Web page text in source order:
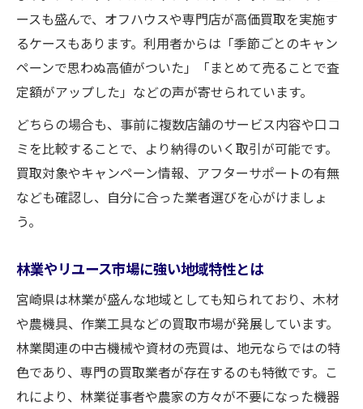
ースも盛んで、オフハウスや専門店が高価買取を実施す
るケースもあります。利用者からは「季節ごとのキャン
ペーンで思わぬ高値がついた」「まとめて売ることで査
定額がアップした」などの声が寄せられています。
どちらの場合も、事前に複数店舗のサービス内容や口コ
ミを比較することで、より納得のいく取引が可能です。
買取対象やキャンペーン情報、アフターサポートの有無
なども確認し、自分に合った業者選びを心がけましょ
う。
林業やリユース市場に強い地域特性とは
宮崎県は林業が盛んな地域としても知られており、木材
や農機具、作業工具などの買取市場が発展しています。
林業関連の中古機械や資材の売買は、地元ならではの特
色であり、専門の買取業者が存在するのも特徴です。こ
れにより、林業従事者や農家の方々が不要になった機器